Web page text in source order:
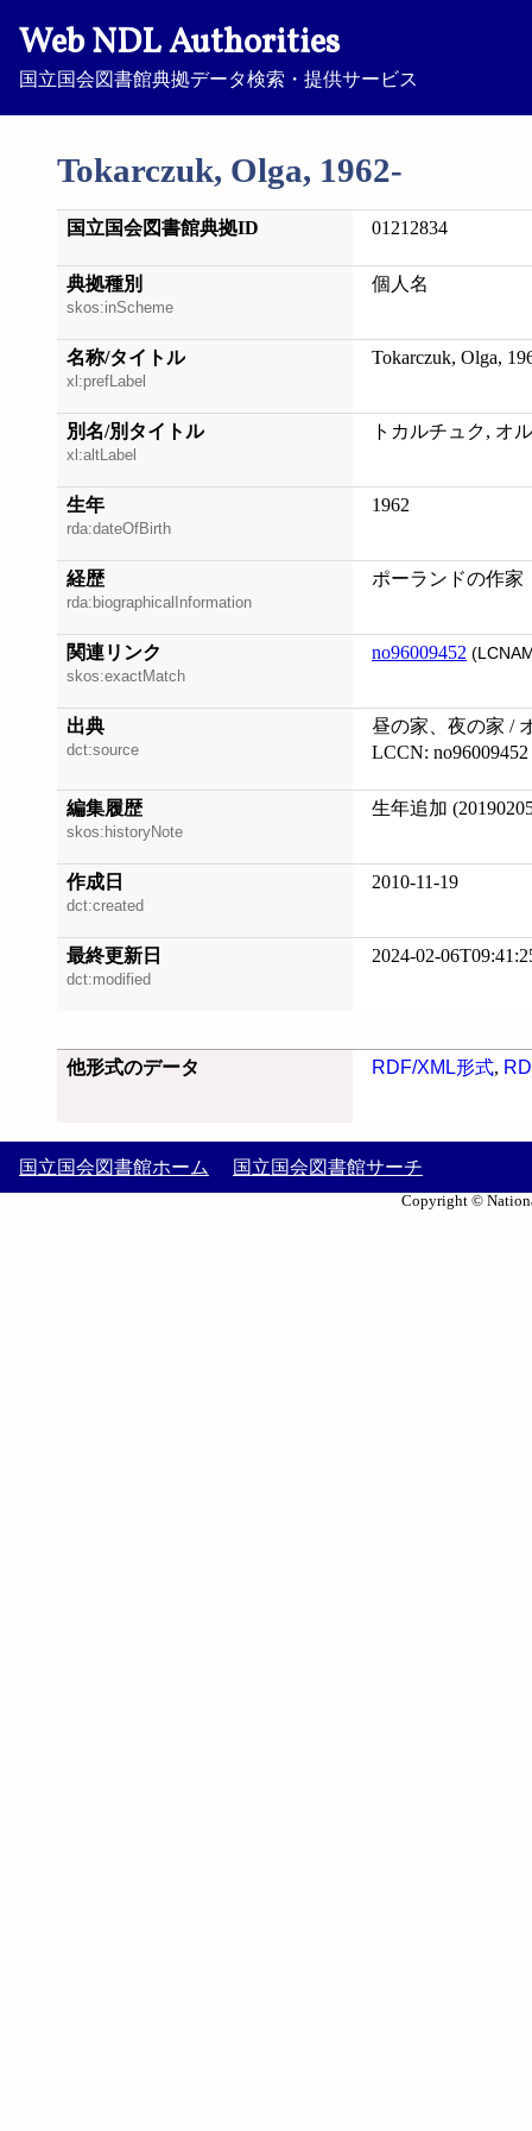
Web NDL Authorities
国立国会図書館典拠データ検索・提供サービス
Tokarczuk, Olga, 1962-
国立国会図書館典拠ID 01212834
典拠種別
skos:inScheme
個人名
名称/タイトル
xl:prefLabel
Tokarczuk, Olga,
別名/別タイトル
xl:altLabel
トカルチュク, オ
生年
rda:dateOfBirth
1962
経歴
rda:biographicalInformation
ポーランドの作家
関連リンク
skos:exactMatch
no96009452
出典
dct:source
昼の家、夜の家 /
LCCN: no96009452
編集履歴
skos:historyNote
生年追加
作成日
dct:created
2010-11-19
最終更新日
dct:modified
2024-02-
他形式のデータ RDF/XML形式,
国立国会図書館ホーム 国立国会図書館サーチ
Copyright ©